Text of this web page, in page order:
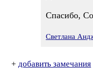
Спасибо,
Светлана
+ добавить замечания